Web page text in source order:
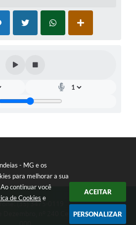
- MG e os
para melhorar a sua
continuar você
de Cookies e
ACEITAR
PERSONALIZAR
(35) 3475-0119
nº 240 Centro | CEP: 37280-